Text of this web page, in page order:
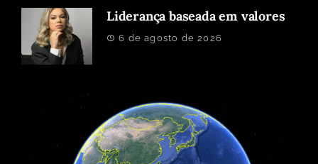
Liderança baseada em valores
6 de agosto de 2026